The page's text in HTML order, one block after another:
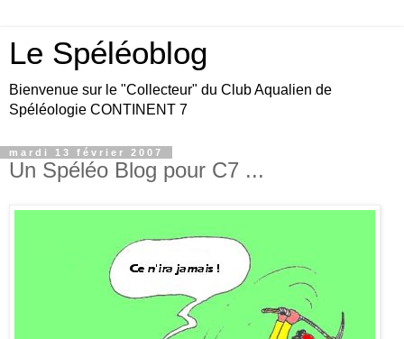
Le Spéléoblog
Bienvenue sur le "Collecteur" du Club Aqualien de
Spéléologie CONTINENT 7
mardi 13 février 2007
Un Spéléo Blog pour C7 ...